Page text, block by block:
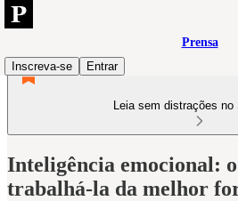
Prensa
Inscreva-se
Entrar
Leia sem distrações no
Inteligência emocional: o
trabalhá-la da melhor